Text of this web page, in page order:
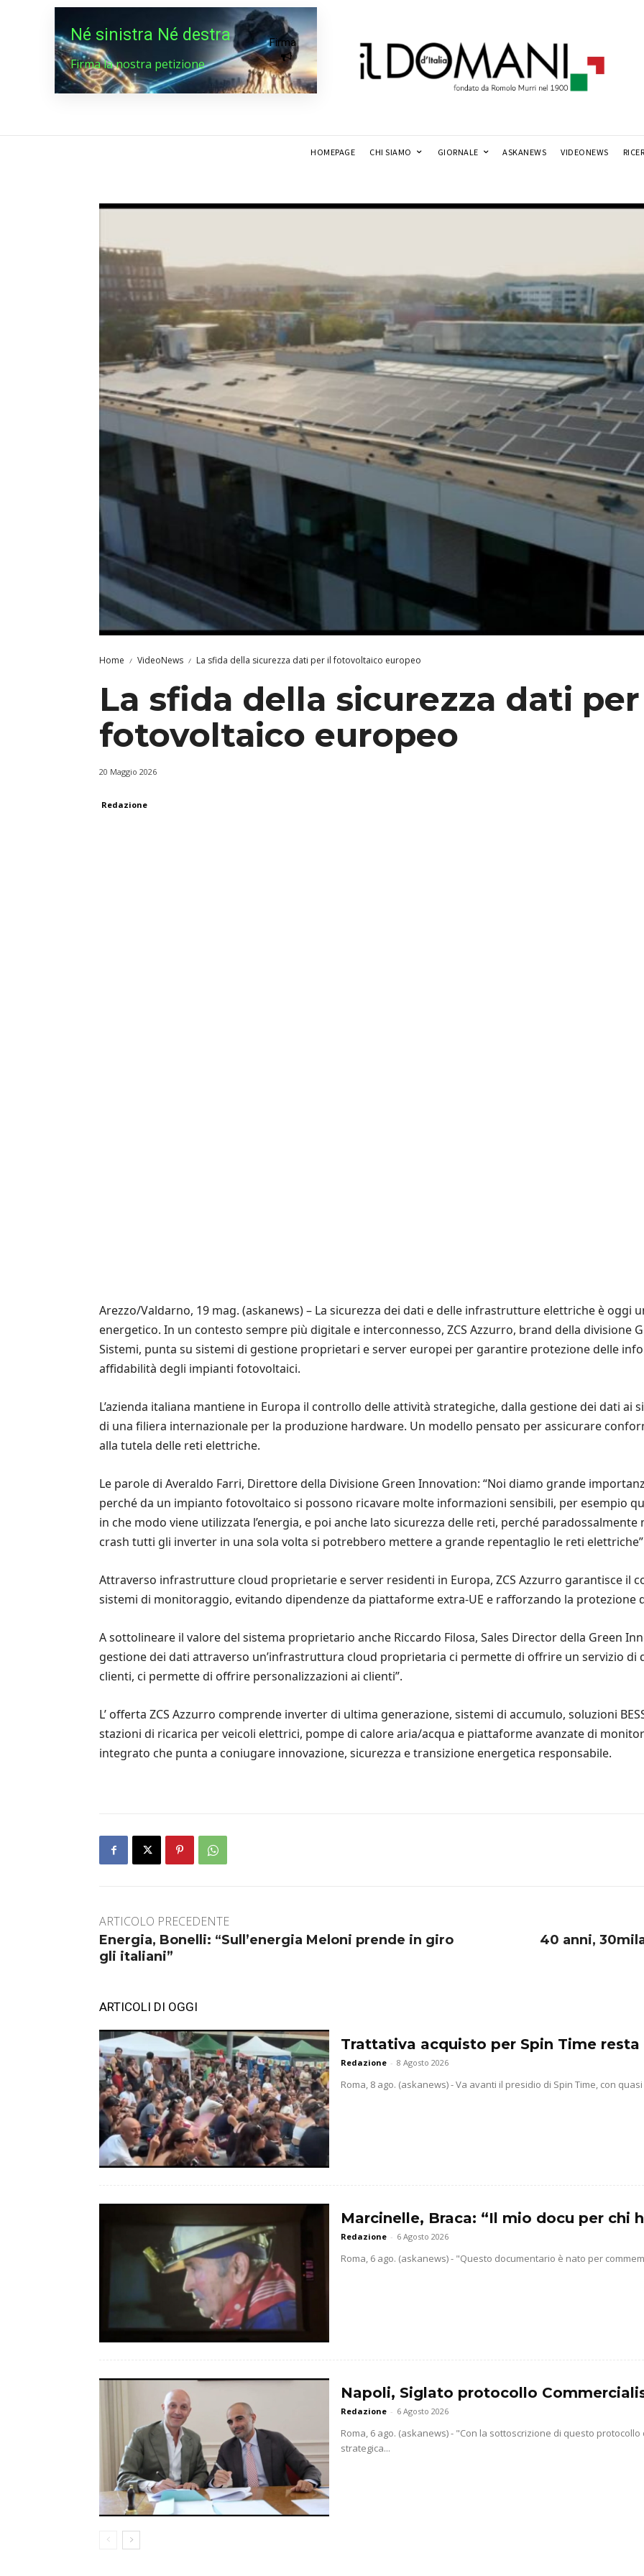
Né sinistra Né destra
Firma la nostra petizione
Firma
HOMEPAGE CHI SIAMO GIORNALE ASKANEWS VIDEONEWS
Home VideoNews La sfida della sicurezza dati per il fotovoltaico europeo
La sfida della sicurezza dati
fotovoltaico europeo
20 Maggio 2026
Redazione
Arezzo/Valdarno, 19 mag. (askanews) – La sicurezza dei dati e delle infrastrutture elettriche è oggi
energetico. In un contesto sempre più digitale e interconnesso, ZCS Azzurro, brand della divisione
Sistemi, punta su sistemi di gestione proprietari e server europei per garantire protezione delle
affidabilità degli impianti fotovoltaici.
L’azienda italiana mantiene in Europa il controllo delle attività strategiche, dalla gestione dei dati
di una filiera internazionale per la produzione hardware. Un modello pensato per assicurare
alla tutela delle reti elettriche.
Le parole di Averaldo Farri, Direttore della Divisione Green Innovation: “Noi diamo grande
perché da un impianto fotovoltaico si possono ricavare molte informazioni sensibili, per esempio
in che modo viene utilizzata l’energia, e poi anche lato sicurezza delle reti, perché
crash tutti gli inverter in una sola volta si potrebbero mettere a grande repentaglio le reti
Attraverso infrastrutture cloud proprietarie e server residenti in Europa, ZCS Azzurro garantisce il
sistemi di monitoraggio, evitando dipendenze da piattaforme extra-UE e rafforzando la protezione
A sottolineare il valore del sistema proprietario anche Riccardo Filosa, Sales Director della Green
gestione dei dati attraverso un’infrastruttura cloud proprietaria ci permette di offrire un servizio
clienti, ci permette di offrire personalizzazioni ai clienti”.
L’ offerta ZCS Azzurro comprende inverter di ultima generazione, sistemi di accumulo, soluzioni
stazioni di ricarica per veicoli elettrici, pompe di calore aria/acqua e piattaforme avanzate di
integrato che punta a coniugare innovazione, sicurezza e transizione energetica responsabile.
ARTICOLO PRECEDENTE
Energia, Bonelli: “Sull’energia Meloni prende in giro
gli italiani”
40 anni,
ARTICOLI DI OGGI
Trattativa acquisto per Spin Time
Redazione - 8 Agosto 2026
Roma, 8 ago. (askanews) - Va avanti il presidio di Spin Time, con
Marcinelle, Braca: “Il mio docu per chi
Redazione - 6 Agosto 2026
Roma, 6 ago. (askanews) - "Questo documentario è nato per
Napoli, Siglato protocollo
Redazione - 6 Agosto 2026
Roma, 6 ago. (askanews) - "Con la sottoscrizione di questo
strategica...